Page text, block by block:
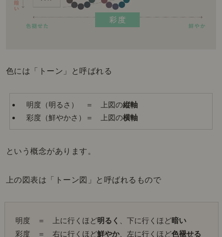
色には「トーン」と呼ばれる
明度（明るさ） ＝ 上図の縦軸
彩度（鮮やかさ）＝ 上図の横軸
という概念があります。
上の図表は「トーン図」と呼ばれるもので
明度　＝　上に行くほど明るく 、下に行くほど暗い
彩度　＝　右に行くほど鮮やか、左に行くほど色褪せる